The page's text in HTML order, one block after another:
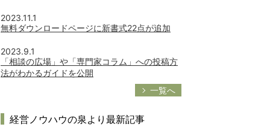
2023.11.1
無料ダウンロードページに新書式22点が追加
2023.9.1
「相談の広場」や「専門家コラム」への投稿方
法がわかるガイドを公開
一覧へ
経営ノウハウの泉より最新記事